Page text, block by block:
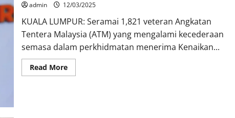
admin 12/03/2025
KUALA LUMPUR: Seramai 1,821 veteran Angkatan
Tentera Malaysia (ATM) yang mengalami kecederaan
semasa dalam perkhidmatan menerima Kenaikan...
Read More